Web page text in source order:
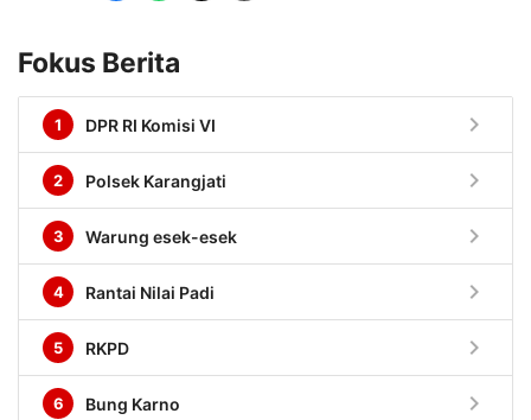
Fokus Berita
1 DPR RI Komisi VI chevron_right
2 Polsek Karangjati chevron_right
3 Warung esek-esek chevron_right
4 Rantai Nilai Padi chevron_right
5 RKPD chevron_right
6 Bung Karno chevron_right